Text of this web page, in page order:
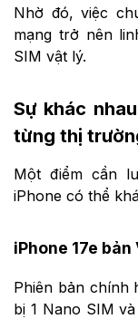
Nhờ đó, việc
mạng trở nên
SIM vật lý.
Sự khác
từng thị
Một điểm cần
iPhone có thể
iPhone 17e
Phiên bản chính
bị 1 Nano SIM